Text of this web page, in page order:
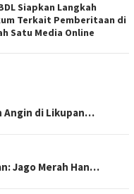
Siapkan Langkah
Terkait Pemberitaan di
Satu Media Online
Angin di Likupan…
Jago Merah Han…